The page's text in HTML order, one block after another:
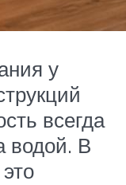
у
всегда
водой. В